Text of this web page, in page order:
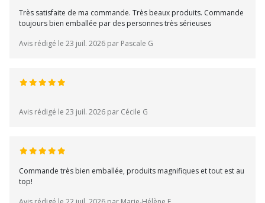
Très satisfaite de ma commande. Très beaux produits. Commande
toujours bien emballée par des personnes très sérieuses
Avis rédigé le 23 juil. 2026 par Pascale G
Avis rédigé le 23 juil. 2026 par Cécile G
Commande très bien emballée, produits magnifiques et tout est au
top!